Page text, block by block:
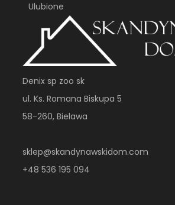
Ulubione
Denix sp zoo sk
ul. Ks. Romana Biskupa 5
58-260, Bielawa
sklep@skandynawskidom.com
+48 536 195 094